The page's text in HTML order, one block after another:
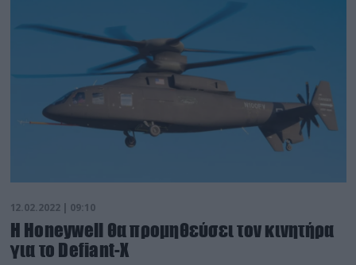
Σκοπός της άσκησης, ήταν ο συντονισμός των πυρών
υποστηρίξεως πυροβολικού, […]
12.02.2022 | 09:10
H Honeywell θα προμηθεύσει τον κινητήρα
για το Defiant-X